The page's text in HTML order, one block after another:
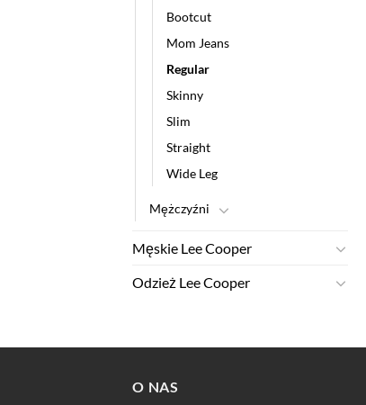
Bootcut
Mom Jeans
Regular
Skinny
Slim
Straight
Wide Leg
Mężczyźni
Męskie Lee Cooper
Odzież Lee Cooper
O NAS